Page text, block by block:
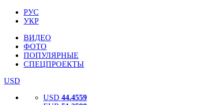
РУС
УКР
ВИДЕО
ФОТО
ПОПУЛЯРНЫЕ
СПЕЦПРОЕКТЫ
USD
USD 44.4559